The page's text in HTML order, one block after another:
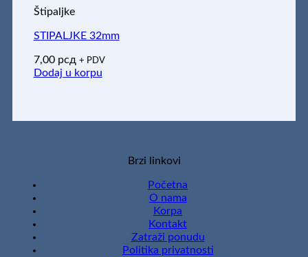
Štipaljke
STIPALJKE 32mm
7,00 рсд + PDV
Dodaj u korpu
Brzi linkovi
Početna
O nama
Korpa
Kontakt
Zatraži ponudu
Politika privatnosti